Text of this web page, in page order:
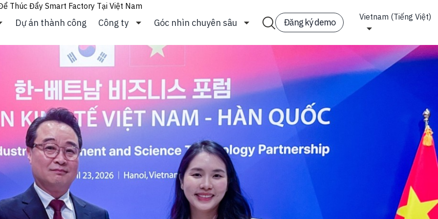
Dự án thành công Công ty Góc nhìn chuyên sâu Đăng ký demo Vietnam (Tiếng Việt)
Thúc Đẩy Smart Factory Tại Việt Nam